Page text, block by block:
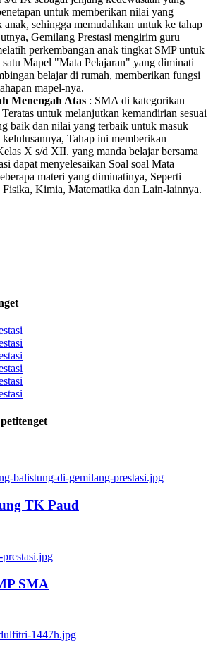
untuk memberikan nilai yang
anak, sehingga memudahkan untuk ke tahap
Gemilang Prestasi mengirim guru
perkembangan anak tingkat SMP untuk
satu Mapel "Mata Pelajaran" yang diminati
belajar di rumah, memberikan fungsi
mapel-nya.
Menengah Atas : SMA di kategorikan
untuk melanjutkan kemandirian sesuai
baik dan nilai yang terbaik untuk masuk
kelulusannya, Tahap ini memberikan
X s/d XII. yang manda belajar bersama
dapat menyelesaikan Soal soal Mata
materi yang diminatinya, Seperti
Fisika, Kimia, Matematika dan Lain-lainnya.
TK Paud
SMA